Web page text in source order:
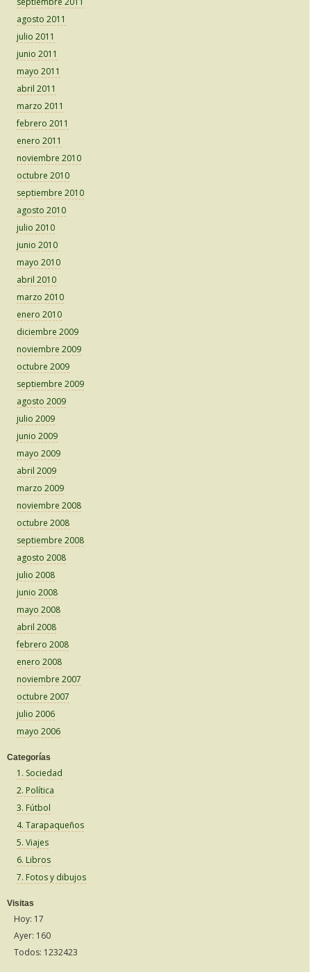
agosto 2011
julio 2011
junio 2011
mayo 2011
abril 2011
marzo 2011
febrero 2011
enero 2011
noviembre 2010
octubre 2010
septiembre 2010
agosto 2010
julio 2010
junio 2010
mayo 2010
abril 2010
marzo 2010
enero 2010
diciembre 2009
noviembre 2009
octubre 2009
septiembre 2009
agosto 2009
julio 2009
junio 2009
mayo 2009
abril 2009
marzo 2009
noviembre 2008
octubre 2008
septiembre 2008
agosto 2008
julio 2008
junio 2008
mayo 2008
abril 2008
febrero 2008
enero 2008
noviembre 2007
octubre 2007
julio 2006
mayo 2006
Categorías
1. Sociedad
2. Política
3. Fútbol
4. Tarapaqueños
5. Viajes
6. Libros
7. Fotos y dibujos
Visitas
Hoy: 17
Ayer: 160
Todos: 1232423